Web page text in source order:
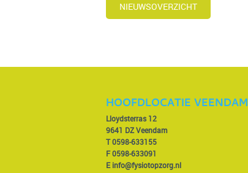
NIEUWSOVERZICHT
HOOFDLOCATIE VEENDAM
Lloydsterras 12
9641 DZ Veendam
T0598-633155
F 0598-633091
Einfo@fysiotopzorg.nl